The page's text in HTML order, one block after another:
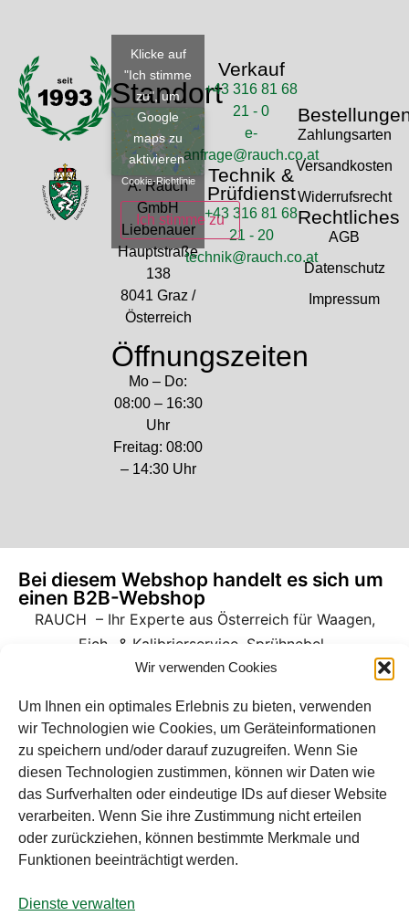
Wir verwenden Cookies
Um Ihnen ein optimales Erlebnis zu bieten, verwenden
wir Technologien wie Cookies, um Geräteinformationen
zu speichern und/oder darauf zuzugreifen. Wenn Sie
diesen Technologien zustimmen, können wir Daten wie
das Surfverhalten oder eindeutige IDs auf dieser Website
verarbeiten. Wenn Sie ihre Zustimmung nicht erteilen
oder zurückziehen, können bestimmte Merkmale und
Funktionen beeinträchtigt werden.
Dienste verwalten
Standort
Klicke auf
"Ich stimme
zu", um
Google
maps zu
aktivieren
Cookie-Richtlinie
Ich stimme zu
A. Rauch
GmbH
Liebenauer
Hauptstraße
138
8041 Graz /
Österreich
Öffnungszeiten
Mo – Do:
08:00 – 16:30
Uhr
Freitag: 08:00
– 14:30 Uhr
Verkauf
+43 316 81 68
21 - 0
e-
anfrage@rauch.co.at
Technik &
Prüfdienst
+43 316 81 68
21 - 20
technik@rauch.co.at
Zahlungsarten
Versandkosten
Widerrufsrecht
Rechtliches
AGB
Datenschutz
Impressum
Bei diesem Webshop handelt es sich um
einen B2B-Webshop
RAUCH – Ihr Experte aus Österreich für Waagen,
Eich- & Kalibrierservice, Sprühnebel-
Zerstäubungstechnik und Lebensmittelmaschinen.
Sämtliche Angebote der A. Rauch GmbH richten sich
nicht an Verbraucher, sondern ausschließlich an
gewerbliche Kunden, Institutionen, Kommunen usw.
aus Österreich, Deutschland und der Schweiz
(weitere Länder auf Anfrage). Alle Preisangaben
zzgl. MwSt. und zzgl. Versandkosten. Es gelten die
AGB der A. Rauch GmbH.